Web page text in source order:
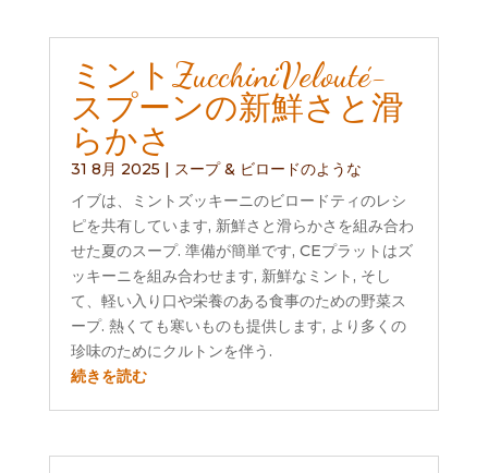
ミントZucchiniVelouté-
スプーンの新鮮さと滑
らかさ
31 8月 2025 | スープ & ビロードのような
イブは、ミントズッキーニのビロードティのレシ
ピを共有しています, 新鮮さと滑らかさを組み合わ
せた夏のスープ. 準備が簡単です, CEプラットはズ
ッキーニを組み合わせます, 新鮮なミント, そし
て、軽い入り口や栄養のある食事のための野菜ス
ープ. 熱くても寒いものも提供します, より多くの
珍味のためにクルトンを伴う.
続きを読む